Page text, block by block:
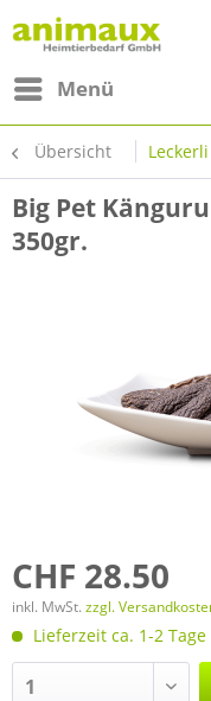
Menü
Übersicht
Big Pet
350gr.
CHF 28.50
inkl. MwSt. zzgl.
Lieferzeit ca. 1-2 Tage